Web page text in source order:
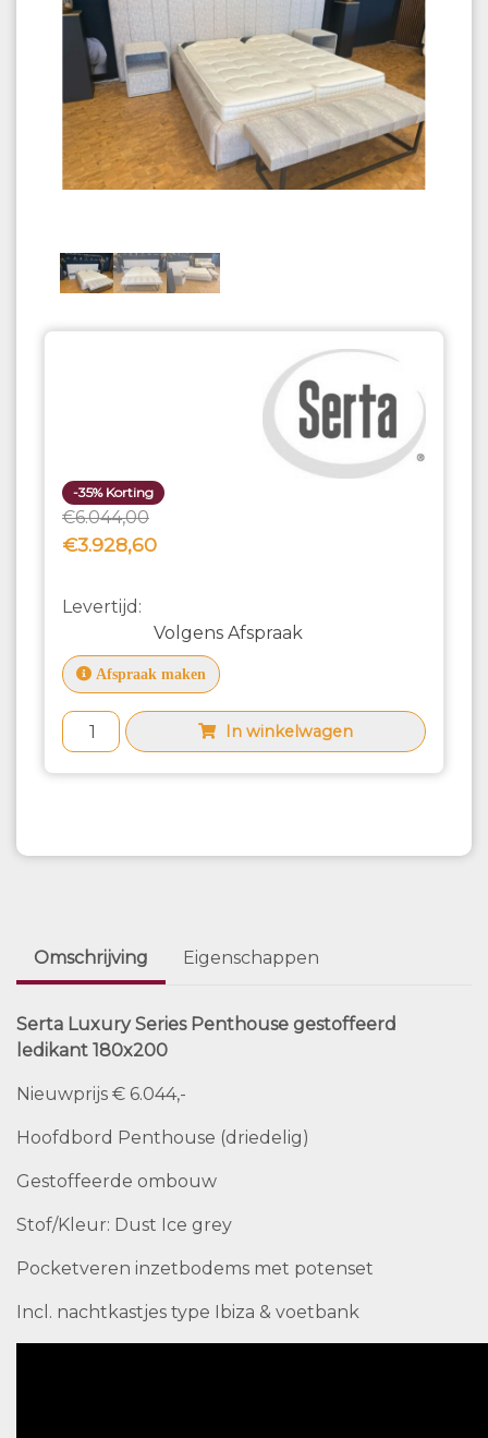
-35% Korting
€6.044,00
€3.928,60
Levertijd:
Volgens Afspraak
Afspraak maken
In winkelwagen
Omschrijving Eigenschappen
Serta Luxury Series Penthouse gestoffeerd
ledikant 180x200
Nieuwprijs € 6.044,-
Hoofdbord Penthouse (driedelig)
Gestoffeerde ombouw
Stof/Kleur: Dust Ice grey
Pocketveren inzetbodems met potenset
Incl. nachtkastjes type Ibiza & voetbank